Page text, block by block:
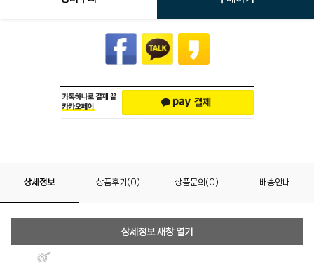
상세정보 상품후기(0) 상품문의(0) 배송안내
상세정보 새창 열기